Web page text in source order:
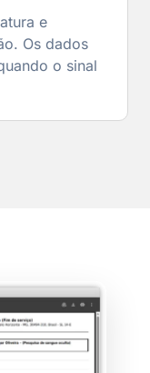
e
Os dados
o sinal